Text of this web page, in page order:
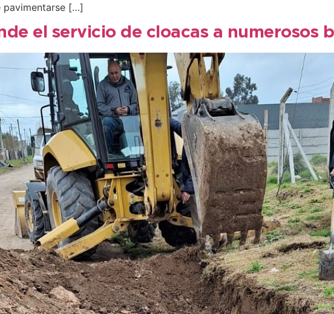
pavimentarse […]
el servicio de cloacas a numerosos